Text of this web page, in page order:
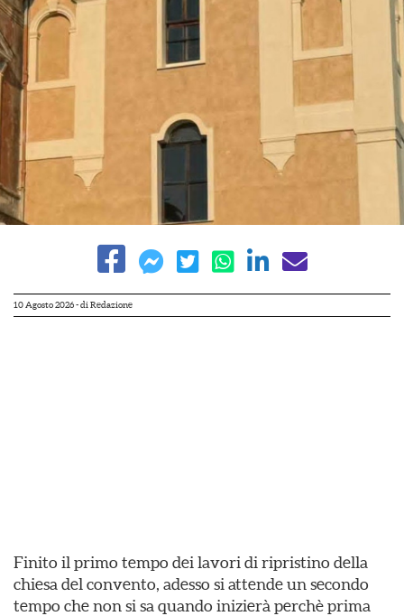
10 Agosto 2026- di Redazione
Finito il primo tempo dei lavori di ripristino della
chiesa del convento, adesso si attende un secondo
tempo che non si sa quando inizierà perchè prima